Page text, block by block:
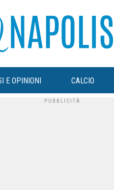
E OPINIONI CALCIO